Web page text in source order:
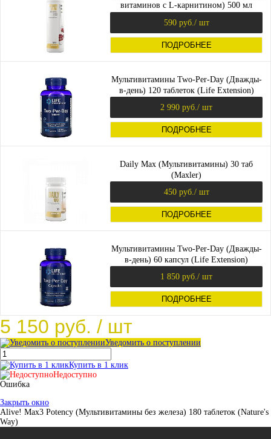
витаминов с L-карнитином) 500 мл
590 руб. / шт
ПОДРОБНЕЕ
Мультивитамины Two-Per-Day (Дважды-
в-день) 120 таблеток (Life Extension)
2 990 руб. / шт
ПОДРОБНЕЕ
Daily Max (Мультивитамины) 30 таб
(Maxler)
450 руб. / шт
ПОДРОБНЕЕ
Мультивитамины Two-Per-Day (Дважды-
в-день) 60 капсул (Life Extension)
1 850 руб. / шт
ПОДРОБНЕЕ
5 150 руб. / шт
Уведомить о поступлении
Купить в 1 клик
Недоступно
Ошибка
Закрыть окно
Alive! Max3 Potency (Мультивитамины без железа) 180 таблеток (Nature's
Way)